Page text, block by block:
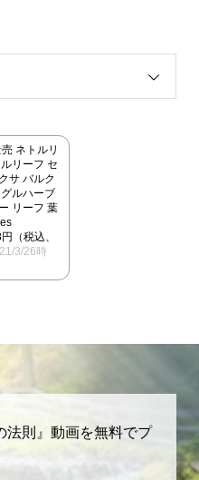
ネトルリ
リーフ セ
サ バルク
ルハーブ
リーフ 葉
（税込、
3/26時
法則』動画を無料でプ